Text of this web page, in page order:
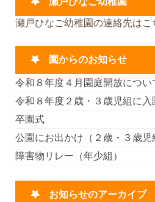
瀬戸ひなご幼稚園の連絡先は
園からのお知らせ
令和８年度４月園庭開放につい
令和８年度２歳・３歳児組に入
卒園式
公園にお出かけ（２歳・３歳児
障害物リレー（年少組）
お知らせのアーカイブ